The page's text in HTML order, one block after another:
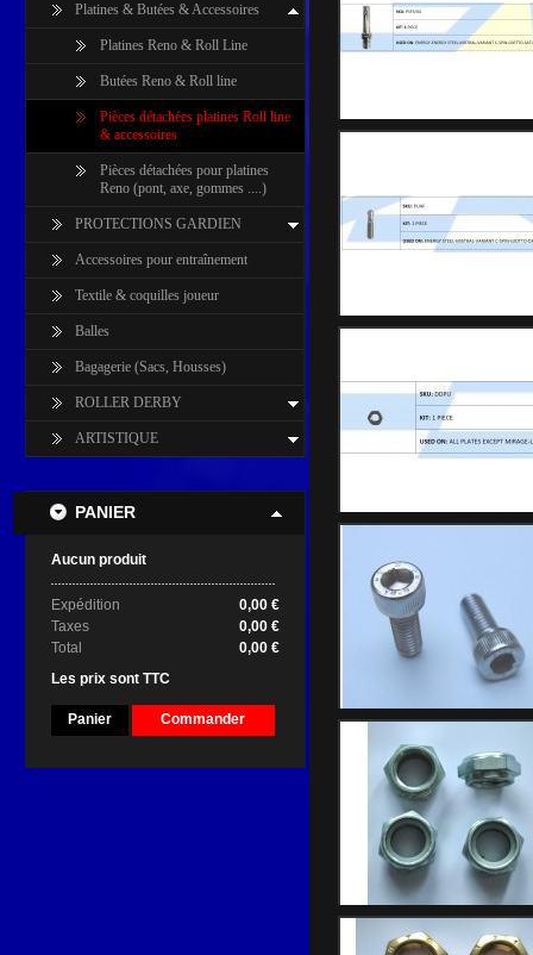
Platines & Butées & Accessoires
Platines Reno & Roll Line
Butées Reno & Roll line
Pièces détachées platines Roll line
& accessoires
Pièces détachées pour platines
Reno (pont, axe, gommes ....)
PROTECTIONS GARDIEN
Accessoires pour entraînement
Textile & coquilles joueur
Balles
Bagagerie (Sacs, Housses)
ROLLER DERBY
ARTISTIQUE
PANIER
Aucun produit
Expédition
0,00 €
Taxes
0,00 €
Total
0,00 €
Les prix sont TTC
Panier Commander